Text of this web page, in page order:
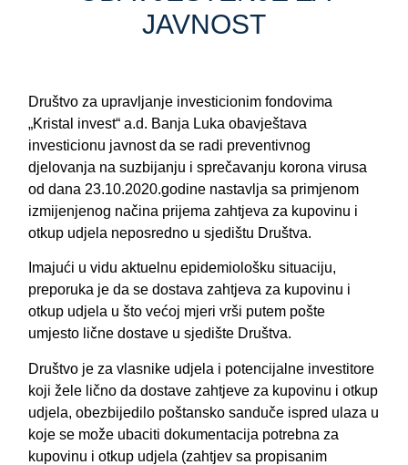
JAVNOST
Društvo za upravljanje investicionim fondovima
„Kristal invest“ a.d. Banja Luka obavještava
investicionu javnost da se radi preventivnog
djelovanja na suzbijanju i sprečavanju korona virusa
od dana 23.10.2020.godine nastavlja sa primjenom
izmijenjenog načina prijema zahtjeva za kupovinu i
otkup udjela neposredno u sjedištu Društva.
Imajući u vidu aktuelnu epidemiološku situaciju,
preporuka je da se dostava zahtjeva za kupovinu i
otkup udjela u što većoj mjeri vrši putem pošte
umjesto lične dostave u sjedište Društva.
Društvo je za vlasnike udjela i potencijalne investitore
koji žele lično da dostave zahtjeve za kupovinu i otkup
udjela, obezbijedilo poštansko sanduče ispred ulaza u
koje se može ubaciti dokumentacija potrebna za
kupovinu i otkup udjela (zahtjev sa propisanim